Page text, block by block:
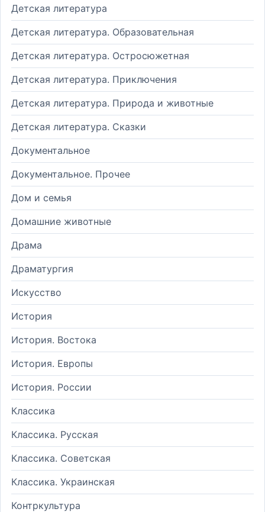
Детская литература
Детская литература. Образовательная
Детская литература. Остросюжетная
Детская литература. Приключения
Детская литература. Природа и животные
Детская литература. Сказки
Документальное
Документальное. Прочее
Дом и семья
Домашние животные
Драма
Драматургия
Искусство
История
История. Востока
История. Европы
История. России
Классика
Классика. Русская
Классика. Советская
Классика. Украинская
Контркультура